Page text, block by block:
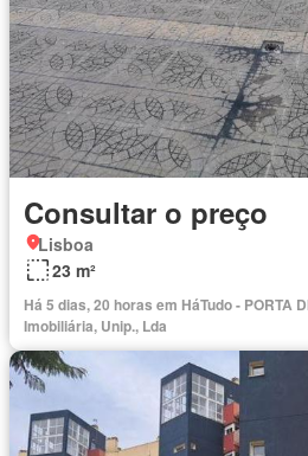
Consultar o preço
Lisboa
23 m²
Há 5 dias, 20 horas em HáTudo - PORTA
Imobiliária, Unip., Lda